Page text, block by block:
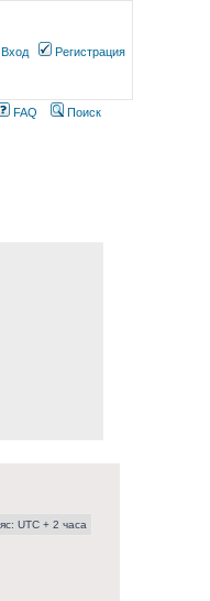
Регистрация
FAQ Поиск
UTC + 2 часа